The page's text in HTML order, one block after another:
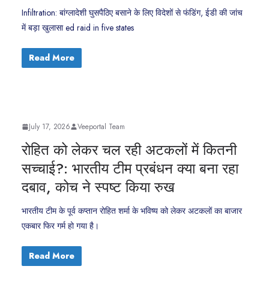
Infiltration: बांग्लादेशी घुसपैठिए बसाने के लिए विदेशों से फंडिंग, ईडी की जांच
में बड़ा खुलासा ed raid in five states
Read More
July 17, 2026 Veeportal Team
रोहित को लेकर चल रही अटकलों में कितनी
सच्चाई?: भारतीय टीम प्रबंधन क्या बना रहा
दबाव, कोच ने स्पष्ट किया रुख
भारतीय टीम के पूर्व कप्तान रोहित शर्मा के भविष्य को लेकर अटकलों का बाजार
एकबार फिर गर्म हो गया है।
Read More